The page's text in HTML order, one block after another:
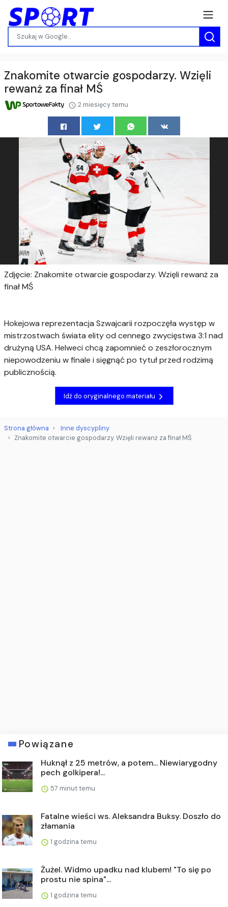
Znakomite otwarcie gospodarzy. Wzięli
rewanż za finał MŚ
2 miesięcy temu
Zdjęcie: Znakomite otwarcie gospodarzy. Wzięli rewanż za
finał MŚ
Hokejowa reprezentacja Szwajcarii rozpoczęła występ w
mistrzostwach świata elity od cennego zwycięstwa 3:1 nad
drużyną USA. Helweci chcą zapomnieć o zeszłorocznym
niepowodzeniu w finale i sięgnąć po tytuł przed rodzimą
publicznością.
Idź do oryginalnego materiału
Strona główna
Inne dyscypliny
Znakomite otwarcie gospodarzy. Wzięli rewanż za finał MŚ
Powiązane
Huknął z 25 metrów, a potem... Niewiarygodny
pech golkipera!...
57 minut temu
Fatalne wieści ws. Aleksandra Buksy. Doszło do
złamania
1 godzina temu
Żużel. Widmo upadku nad klubem! "To się po
prostu nie spina"...
1 godzina temu